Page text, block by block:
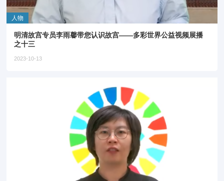
人物
明清故宫专员李雨馨带您认识故宫——多彩世界公益视频展播
之十三
2023-10-13